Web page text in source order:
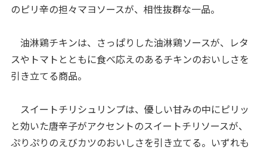
のピリ辛の担々マヨソースが、相性抜群な一品。
油淋鶏チキンは、さっぱりした油淋鶏ソースが、レタ
スやトマトとともに食べ応えのあるチキンのおいしさを
引き立てる商品。
スイートチリシュリンプは、優しい甘みの中にピリッ
と効いた唐辛子がアクセントのスイートチリソースが、
ぷりぷりのえびカツのおいしさを引き立てる。いずれも